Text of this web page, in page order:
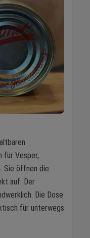
für Vesper,
Sie öffnen die
auf. Der
Die Dose
für unterwegs